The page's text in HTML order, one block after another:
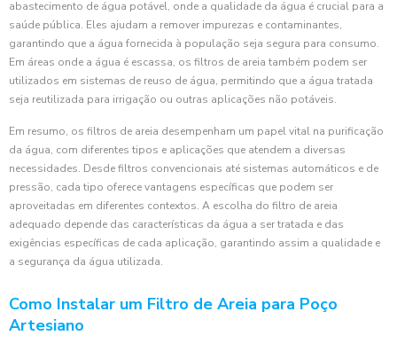
abastecimento de água potável, onde a qualidade da água é crucial para a
saúde pública. Eles ajudam a remover impurezas e contaminantes,
garantindo que a água fornecida à população seja segura para consumo.
Em áreas onde a água é escassa, os filtros de areia também podem ser
utilizados em sistemas de reuso de água, permitindo que a água tratada
seja reutilizada para irrigação ou outras aplicações não potáveis.
Em resumo, os filtros de areia desempenham um papel vital na purificação
da água, com diferentes tipos e aplicações que atendem a diversas
necessidades. Desde filtros convencionais até sistemas automáticos e de
pressão, cada tipo oferece vantagens específicas que podem ser
aproveitadas em diferentes contextos. A escolha do filtro de areia
adequado depende das características da água a ser tratada e das
exigências específicas de cada aplicação, garantindo assim a qualidade e
a segurança da água utilizada.
Como Instalar um Filtro de Areia para Poço
Artesiano